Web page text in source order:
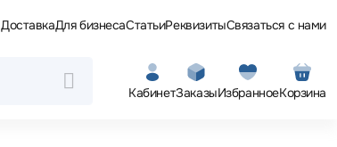
ДоставкаДля бизнесаСтатьиРеквизитыСвязаться с нами
КабинетЗаказыИзбранноеКорзина